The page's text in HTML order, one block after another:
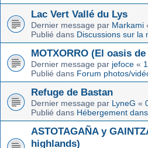
Lac Vert Vallé du Lys
Dernier message par Markami
Publié dans Discussions sur la
MOTXORRO (El oasis
Dernier message par jefoce «
Publié dans Forum photos/
Refuge de Bastan
Dernier message par LyneG «
Publié dans Hébergement
ASTOTAGAÑA y
highlands)